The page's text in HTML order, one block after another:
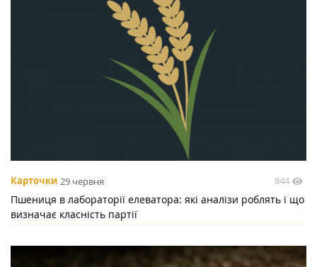
Карточки 29 червня 844
Пшениця в лабораторії елеватора: які аналізи роблять і що
визначає класність партії